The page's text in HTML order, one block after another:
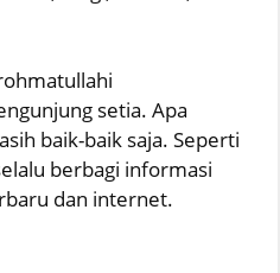
setia. Apa
baik-baik saja. Seperti
berbagi informasi
dan internet.